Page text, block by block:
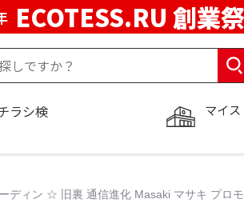
ECOTESS.RU 創業祭
マイス
ラシ検
ディン ☆ 旧裏 通信進化 Masaki マサキ プロ